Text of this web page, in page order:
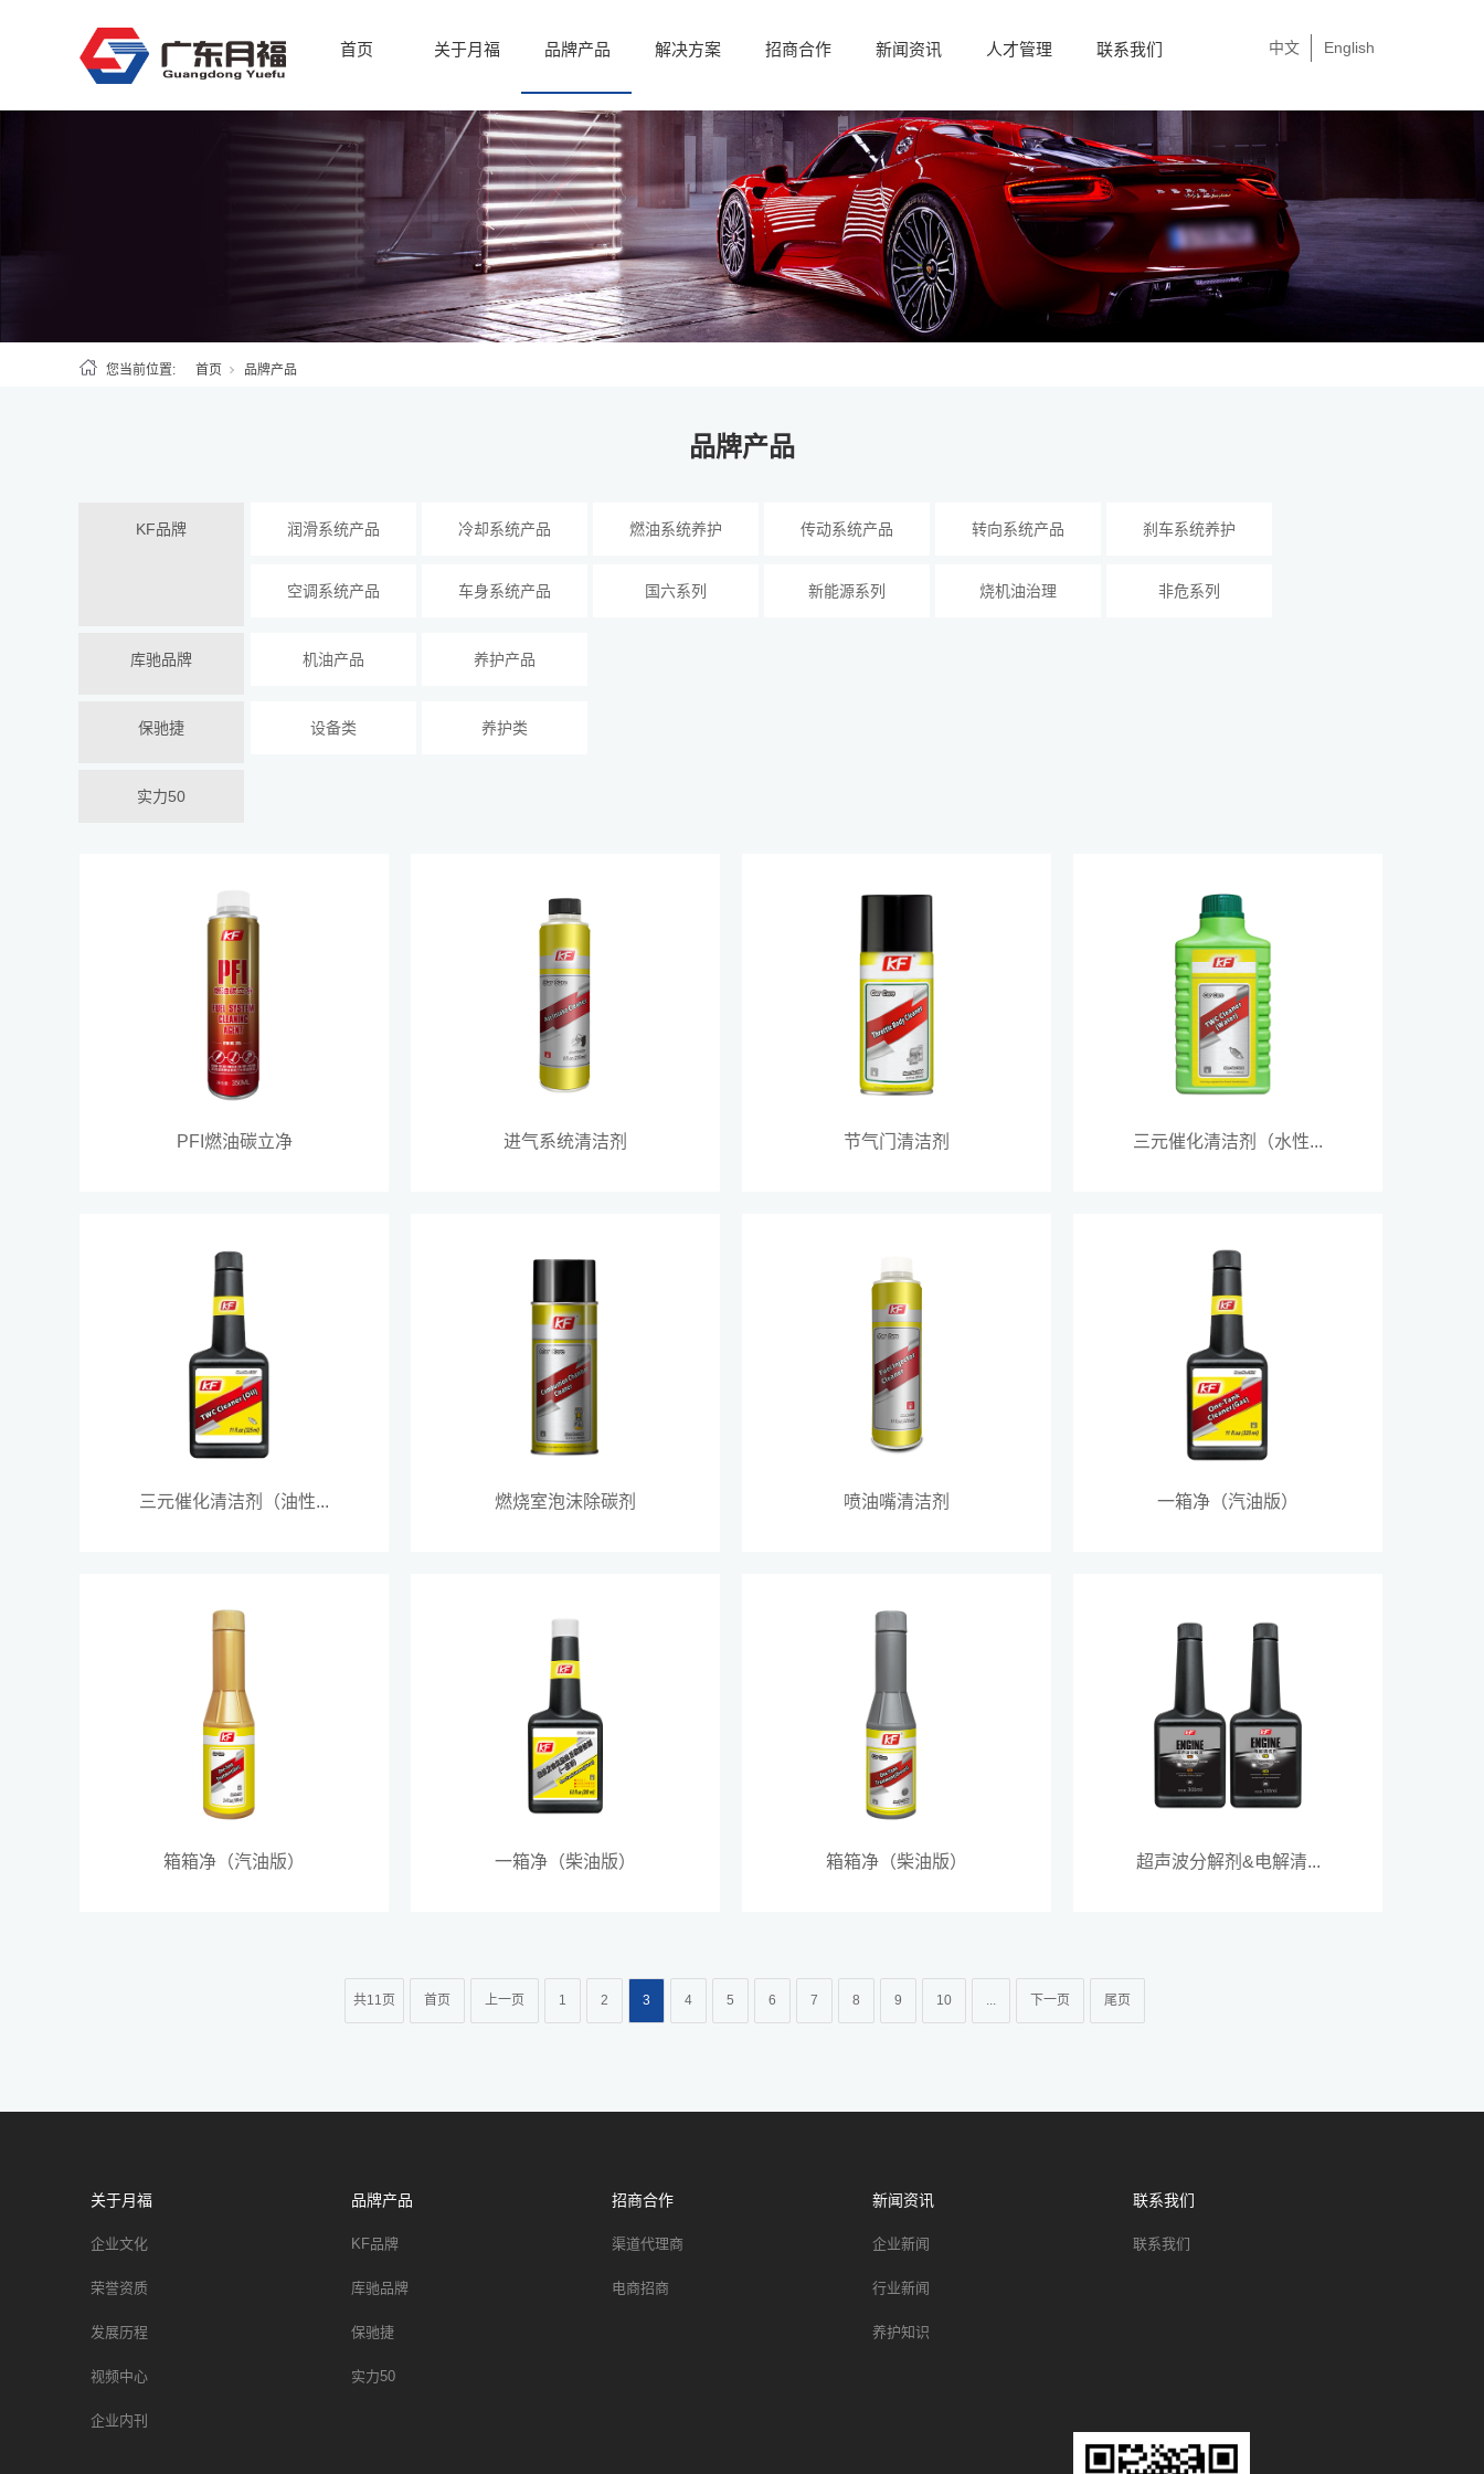
首页 关于月福 品牌产品 解决方案 招商合作 新闻资讯 人才管理 联系我们 English
中文
您当前位置: 首页 品牌产品
品牌产品
KF品牌 润滑系统产品 冷却系统产品 燃油系统养护 传动系统产品 转向系统产品 刹车系统养护
空调系统产品 车身系统产品 国六系列 新能源系列 烧机油治理 非危系列
库驰品牌 机油产品 养护产品
保驰捷 设备类 养护类
实力50
PFI燃油碳立净 进气系统清洁剂 节气门清洁剂 三元催化清洁剂（水性...
三元催化清洁剂（油性... 燃烧室泡沫除碳剂 喷油嘴清洁剂 一箱净（汽油版）
箱箱净（汽油版） 一箱净（柴油版） 箱箱净（柴油版） 超声波分解剂&电解清...
共11页 首页 上一页 1 2 3 4 5 6 7 8 9 10 ... 下一页 尾页
关于月福
企业文化
荣誉资质
发展历程
视频中心
企业内刊
品牌产品
KF品牌
库驰品牌
保驰捷
实力50
招商合作
渠道代理商
电商招商
新闻资讯
企业新闻
行业新闻
养护知识
联系我们
联系我们